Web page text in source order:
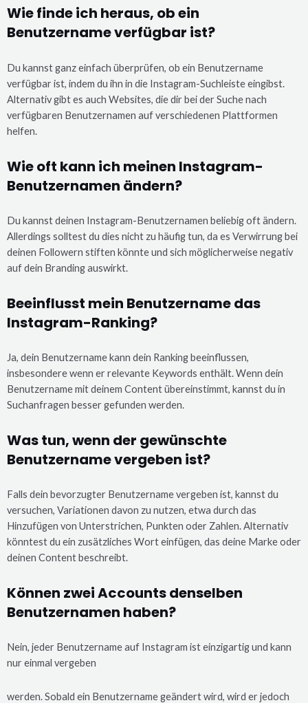
Wie finde ich heraus, ob ein
Benutzername verfügbar ist?
Du kannst ganz einfach überprüfen, ob ein Benutzername
verfügbar ist, indem du ihn in die Instagram-Suchleiste eingibst.
Alternativ gibt es auch Websites, die dir bei der Suche nach
verfügbaren Benutzernamen auf verschiedenen Plattformen
helfen.
Wie oft kann ich meinen Instagram-
Benutzernamen ändern?
Du kannst deinen Instagram-Benutzernamen beliebig oft ändern.
Allerdings solltest du dies nicht zu häufig tun, da es Verwirrung bei
deinen Followern stiften könnte und sich möglicherweise negativ
auf dein Branding auswirkt.
Beeinflusst mein Benutzername das
Instagram-Ranking?
Ja, dein Benutzername kann dein Ranking beeinflussen,
insbesondere wenn er relevante Keywords enthält. Wenn dein
Benutzername mit deinem Content übereinstimmt, kannst du in
Suchanfragen besser gefunden werden.
Was tun, wenn der gewünschte
Benutzername vergeben ist?
Falls dein bevorzugter Benutzername vergeben ist, kannst du
versuchen, Variationen davon zu nutzen, etwa durch das
Hinzufügen von Unterstrichen, Punkten oder Zahlen. Alternativ
könntest du ein zusätzliches Wort einfügen, das deine Marke oder
deinen Content beschreibt.
Können zwei Accounts denselben
Benutzernamen haben?
Nein, jeder Benutzername auf Instagram ist einzigartig und kann
nur einmal vergeben
werden. Sobald ein Benutzername geändert wird, wird er jedoch